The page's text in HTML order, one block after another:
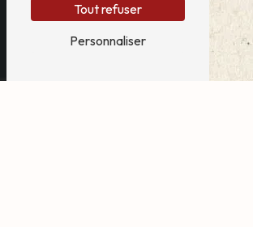
Tout refuser
Personnaliser